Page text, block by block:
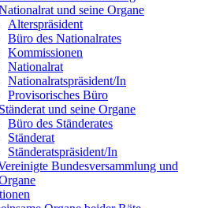
und seine Organe
Alterspräsident
Büro des Nationalrates
Kommissionen
Nationalrat
Nationalratspräsident/In
Provisorisches Büro
und seine Organe
Büro des Ständerates
Ständerat
Ständeratspräsident/In
Bundesversammlung und